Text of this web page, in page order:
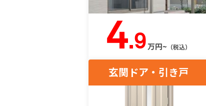
4.9万円~ （税込）
玄関ドア・引き戸